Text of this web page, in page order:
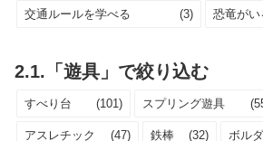
交通ルールを学べる (3) 恐竜がい
2.1.「遊具」で絞り込む
すべり台 (101) スプリング遊具
アスレチック (47) 鉄棒 (32) ボル